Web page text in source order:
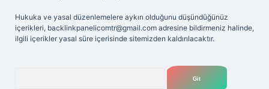
Hukuka ve yasal düzenlemelere aykırı olduğunu düşündüğünüz
içerikleri, backlinkpanelicomtr@gmail.com adresine bildirmeniz halinde,
ilgili içerikler yasal süre içerisinde sitemizden kaldırılacaktır.